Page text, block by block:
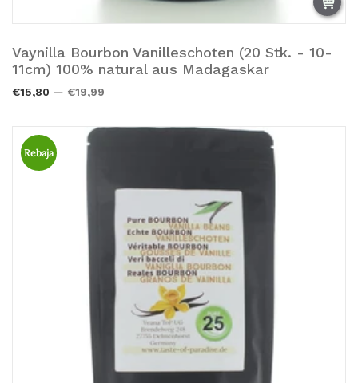
Vaynilla Bourbon Vanilleschoten (20 Stk. - 10-
11cm) 100% natural aus Madagaskar
Añadir a la cesta.
€15,80 €19,99
Rebaja